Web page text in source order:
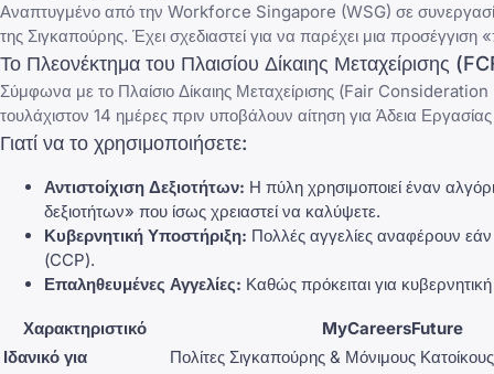
Αναπτυγμένο από την Workforce Singapore (WSG) σε
της Σιγκαπούρης. Έχει σχεδιαστεί για να παρέχει μια
Το Πλεονέκτημα του Πλαισίου Δίκαιης Μεταχείρισης
Σύμφωνα με το Πλαίσιο Δίκαιης Μεταχείρισης (Fair Consideration
τουλάχιστον 14 ημέρες πριν υποβάλουν αίτηση για Άδεια
Γιατί να το χρησιμοποιήσετε:
Αντιστοίχιση Δεξιοτήτων: Η πύλη χρησιμοποιεί έναν
δεξιοτήτων» που ίσως χρειαστεί να καλύψετε.
Κυβερνητική Υποστήριξη: Πολλές αγγελίες αναφέρουν
(CCP).
Επαληθευμένες Αγγελίες: Καθώς πρόκειται για
Χαρακτηριστικό
MyCareersFuture
Ιδανικό για
Πολίτες Σιγκαπούρης & Μόνιμους Κατοίκους